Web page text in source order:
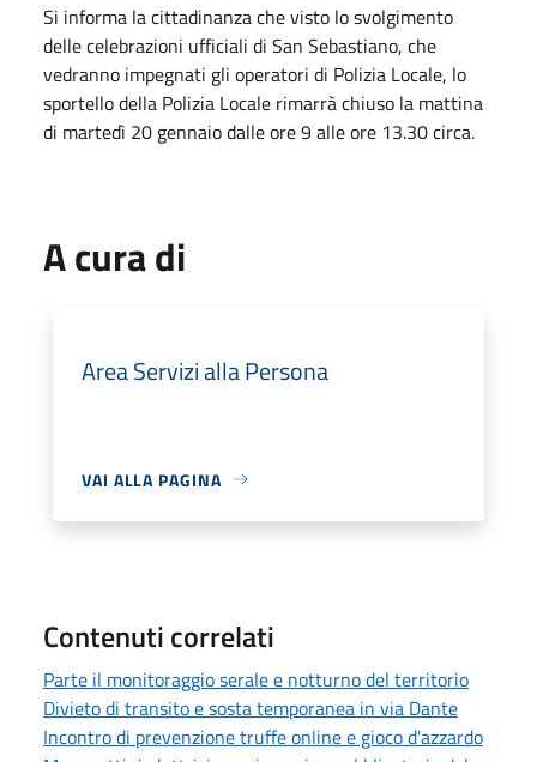
Si informa la cittadinanza che visto lo svolgimento
delle celebrazioni ufficiali di San Sebastiano, che
vedranno impegnati gli operatori di Polizia Locale, lo
sportello della Polizia Locale rimarrà chiuso la mattina
di martedì 20 gennaio dalle ore 9 alle ore 13.30 circa.
A cura di
Area Servizi alla Persona
VAI ALLA PAGINA
Contenuti correlati
Parte il monitoraggio serale e notturno del territorio
Divieto di transito e sosta temporanea in via Dante
Incontro di prevenzione truffe online e gioco d'azzardo